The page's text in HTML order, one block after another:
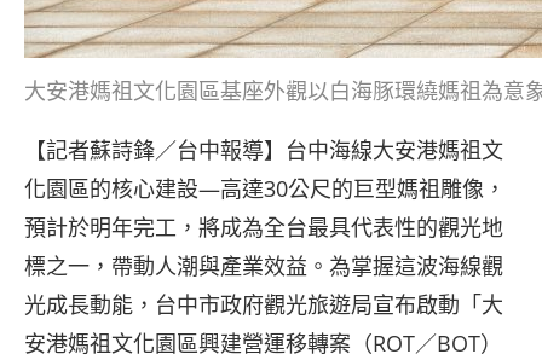
大安港媽祖文化園區基座外觀以白海豚環繞媽祖為意
【記者蘇詩鋒／台中報導】台中海線大安港媽祖文
化園區的核心建設—高達30公尺的巨型媽祖雕像，
預計於明年完工，將成為全台最具代表性的觀光地
標之一，帶動人潮與產業效益。為掌握這波海線觀
光成長動能，台中市政府觀光旅遊局宣布啟動「大
安港媽祖文化園區興建營運移轉案（ROT／BOT）